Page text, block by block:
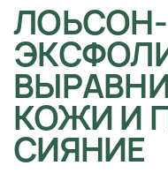
ЛОЬСОН-
КОЖИ И
СИЯНИЕ